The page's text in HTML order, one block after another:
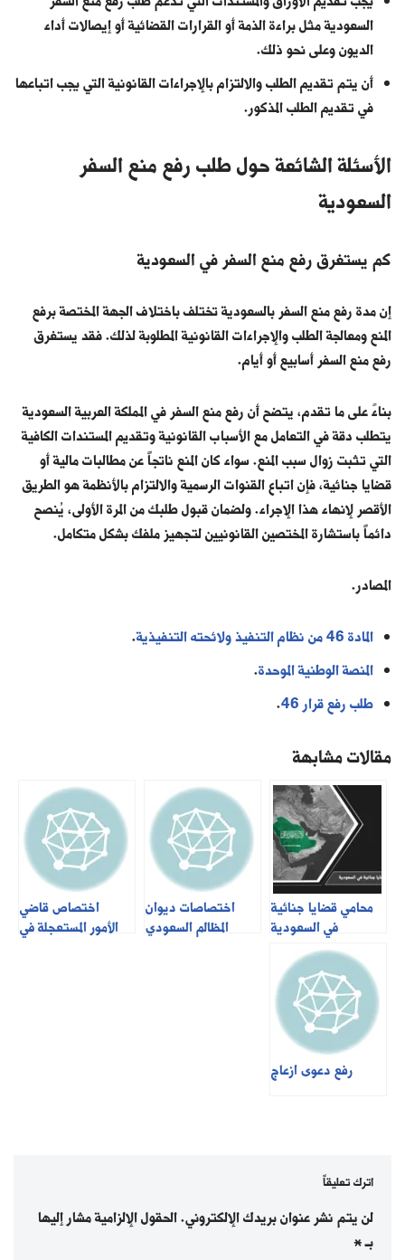
السعودية مثل براءة الذمة أو القرارات القضائية أو إيصالات أداء
الديون وعلى نحو ذلك.
أن يتم تقديم الطلب والالتزام بالإجراءات القانونية التي يجب اتباعها
في تقديم الطلب المذكور.
الأسئلة الشائعة حول طلب رفع منع السفر
السعودية
كم يستغرق رفع منع السفر في السعودية
إن مدة رفع منع السفر بالسعودية تختلف باختلاف الجهة المختصة برفع
المنع ومعالجة الطلب والإجراءات القانونية المطلوبة لذلك. فقد يستغرق
رفع منع السفر أسابيع أو أيام.
بناءً على ما تقدم،يتضح أن رفع منع السفر في المملكة العربية السعودية
يتطلب دقة في التعامل مع الأسباب القانونية وتقديم المستندات الكافية
التي تثبت زوال سبب المنع. سواء كان المنع ناتجاً عن مطالبات مالية أو
قضايا جنائية، فإن اتباع القنوات الرسمية والالتزام بالأنظمة هو الطريق
الأقصر لإنهاء هذا الإجراء. ولضمان قبول طلبك من المرة الأولى، يُنصح
دائماً باستشارة المختصين القانونيين لتجهيز ملفك بشكل متكامل.
المصادر.
المادة 46 من نظام التنفيذ ولائحته التنفيذية
.
المنصة الوطنية الموحدة.
طلب رفع قرار 46
.
مقالات مشابهة
محامي قضايا جنائية
في السعودية
اختصاصات ديوان
المظالم السعودي
اختصاص قاضي
الأمور المستعجلة في
رفع دعوى ازعاج
اترك تعليقاً
لن يتم نشر عنوان بريدك الإلكتروني.الحقول الإلزامية مشار إليها
بـ*